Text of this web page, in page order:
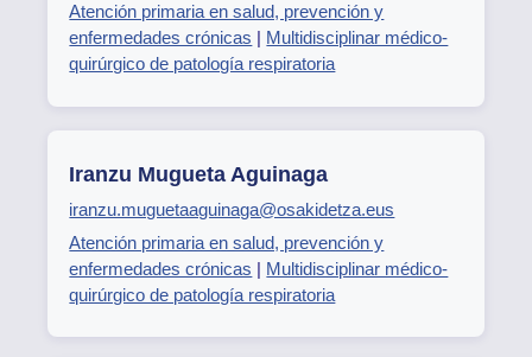
Atención primaria en salud, prevención y
enfermedades crónicas | Multidisciplinar médico-
quirúrgico de patología respiratoria
Iranzu Mugueta Aguinaga
iranzu.muguetaaguinaga@osakidetza.eus
Atención primaria en salud, prevención y
enfermedades crónicas | Multidisciplinar médico-
quirúrgico de patología respiratoria